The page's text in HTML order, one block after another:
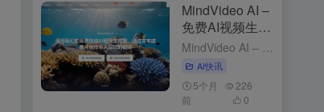
MindVideo AI –
免费AI视频生成
工具，支持图、
文生视频
MindVideo AI – 免费AI视频生成工具，支持图、文生视频 4个月前发布 MindVideo AI是什么 MindVideo AI 是先进的免费在线 ，支持和功能。用户只需输入文字描述或上传...
AI快讯
5个月
前
226
0